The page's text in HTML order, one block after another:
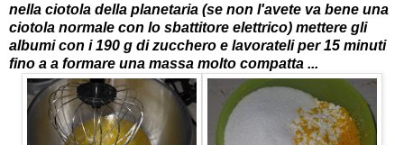
nella ciotola della planetaria (se non l'avete va bene una
ciotola normale con lo sbattitore elettrico) mettere gli
albumi con i 190 g di zucchero e lavorateli per 15 minuti
fino a a formare una massa molto compatta ...